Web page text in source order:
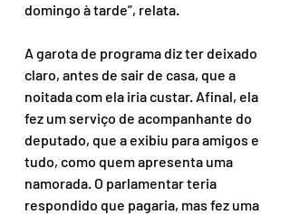
domingo à tarde”, relata.
A garota de programa diz ter deixado
claro, antes de sair de casa, que a
noitada com ela iria custar. Afinal, ela
fez um serviço de acompanhante do
deputado, que a exibiu para amigos e
tudo, como quem apresenta uma
namorada. O parlamentar teria
respondido que pagaria, mas fez uma